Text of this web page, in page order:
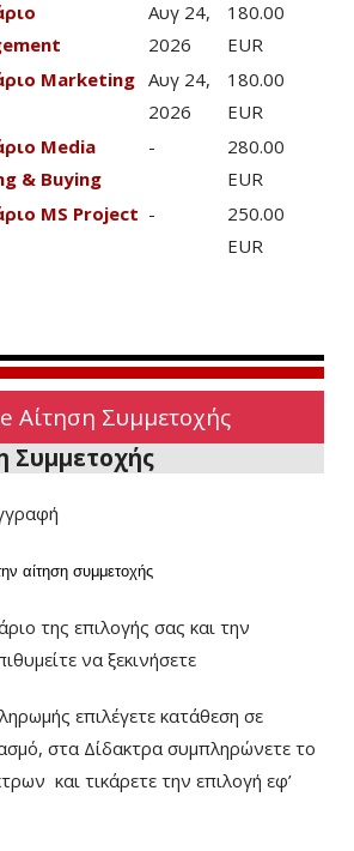
Αυγ 24,
2026
180.00
EUR
Marketing Αυγ 24,
2026
180.00
EUR
Media
& Buying
-
280.00
EUR
MS Project -
250.00
EUR
Αίτηση Συμμετοχής
Συμμετοχής
αίτηση συμμετοχής
της επιλογής σας και την
να ξεκινήσετε
επιλέγετε κατάθεση σε
στα Δίδακτρα συμπληρώνετε το
και τικάρετε την επιλογή εφ’